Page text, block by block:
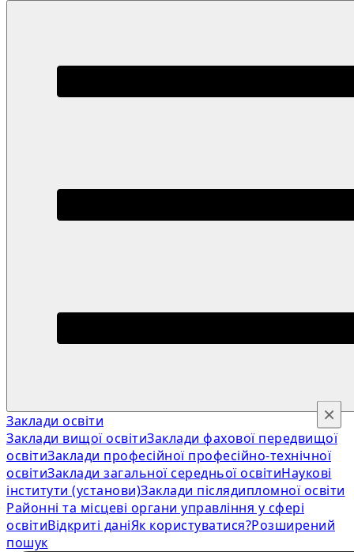
Заклади освіти
Заклади вищої освітиЗаклади фахової передвищої
освітиЗаклади професійної професійно-технічної
освітиЗаклади загальної середньої освітиНаукові
інститути (установи)Заклади післядипломної освіти
Районні та місцеві органи управління у сфері
освітиВідкриті даніЯк користуватися?Розширений
пошук
×